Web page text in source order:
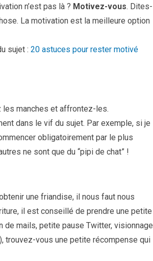
n’est pas là ? Motivez-vous. Dites-
La motivation est la meilleure option
sujet : 20 astuces pour rester motivé
les manches et affrontez-les.
dans le vif du sujet. Par exemple, si je
obligatoirement par le plus
ne sont que du “pipi de chat” !
une friandise, il nous faut nous
il est conseillé de prendre une petite
mails, petite pause Twitter, visionnage
), trouvez-vous une petite récompense qui